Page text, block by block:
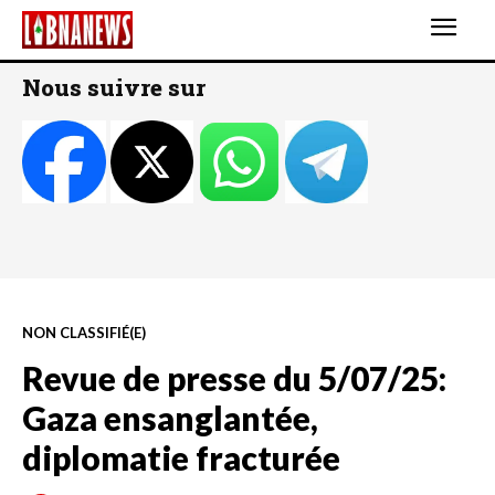
Nous suivre sur
NON CLASSIFIÉ(E)
Revue de presse du 5/07/25:
Gaza ensanglantée,
diplomatie fracturée